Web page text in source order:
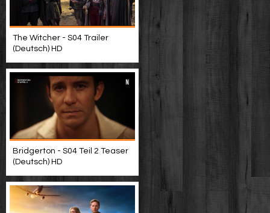
The Witcher - S04 Trailer
(Deutsch) HD
Bridgerton - S04 Teil 2 Teaser
(Deutsch) HD